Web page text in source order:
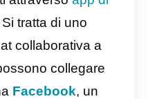
al suddetto
anche possibile
utili per
clienti, ottenere